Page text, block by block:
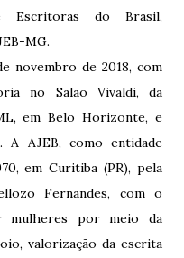
Escritoras do Brasil,
MG.
novembro de 2018, com
no Salão Vivaldi, da
em Belo Horizonte, e
A AJEB, como entidade
em Curitiba (PR), pela
Fernandes, com o
mulheres por meio da
valorização da escrita